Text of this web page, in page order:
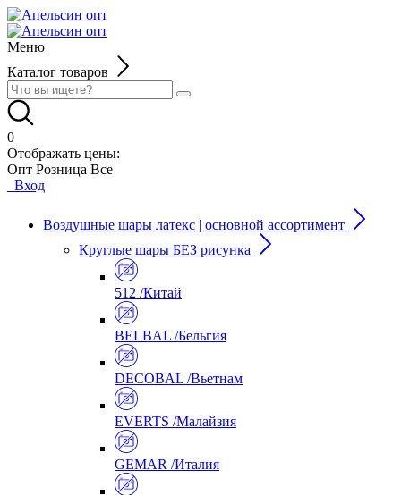
Меню
Каталог товаров
0
Отображать цены:
Опт Розница Все
Вход
Воздушные шары латекс | основной ассортимент
Круглые шары БЕЗ рисунка
512 /Китай
BELBAL /Бельгия
DECOBAL /Вьетнам
EVERTS /Малайзия
GEMAR /Италия